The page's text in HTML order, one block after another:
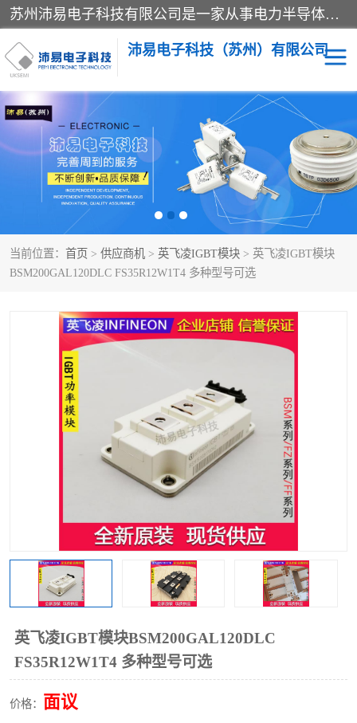
苏州沛易电子科技有限公司是一家从事电力半导体器件和电子元器件的专业代理及分销商，产品包括：IGBT模块、IPM模块、PIM模块、二极管、三极管、可控硅、整流桥、IGBT单管、IGBT电路驱动板、GTR达林顿模块、快恢复二极管、肖特基二极管、熔断器、IC集成电路、快速熔断器等。
沛易电子科技（苏州）有限公司
当前位置： 首页 > 供应商机 > 英飞凌IGBT模块 > 英飞凌IGBT模块
BSM200GAL120DLC FS35R12W1T4 多种型号可选
英飞凌IGBT模块BSM200GAL120DLC
FS35R12W1T4 多种型号可选
价格： 面议
西门康 英飞凌
快恢复二极管 英飞凌IGBT模块
英飞凌可控硅模块 IXYS艾赛斯可控硅
SEMIKRON西门康IGBT SEMIKRON西门康可控硅
器
MOS管场效应管 晶闸管